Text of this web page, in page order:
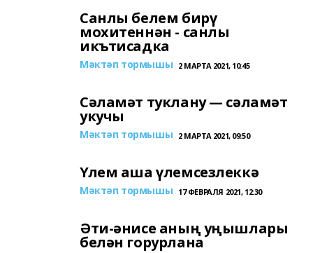
Санлы белем бирү
мохитеннән - санлы
икътисадка
Мәктәп тормышы 2 МАРТА 2021, 10:45
Сәламәт туклану — сәламәт
укучы
Мәктәп тормышы 2 МАРТА 2021, 09:50
Үлем аша үлемсезлеккә
Мәктәп тормышы 17 ФЕВРАЛЯ 2021, 12:30
Әти-әнисе аның уңышлары
белән горурлана